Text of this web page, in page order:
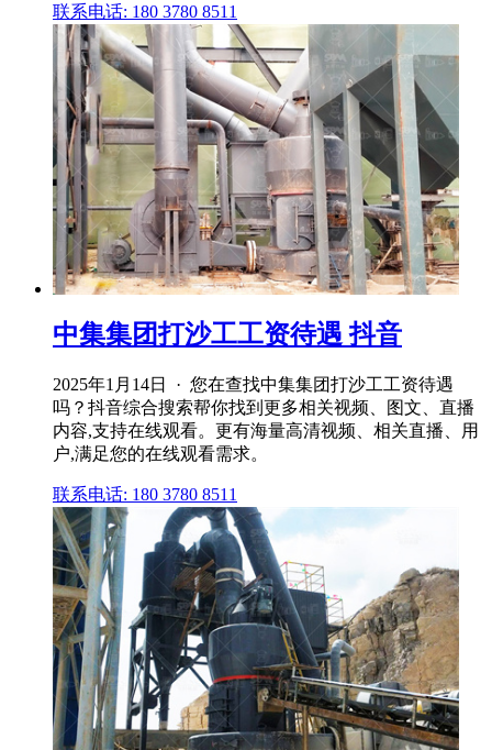
联系电话: 180 3780 8511
中集集团打沙工工资待遇 抖音
2025年1月14日 · 您在查找中集集团打沙工工资待遇
吗？抖音综合搜索帮你找到更多相关视频、图文、直播
内容,支持在线观看。更有海量高清视频、相关直播、用
户,满足您的在线观看需求。
联系电话: 180 3780 8511